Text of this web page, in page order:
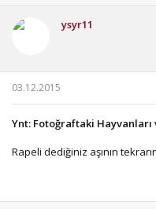
ysyr11
03.12.2015
Ynt: Fotoğraftaki Hayvanları
Rapeli dediğiniz aşının